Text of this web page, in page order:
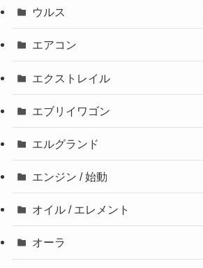
ウルス
エアコン
エクストレイル
エブリイワゴン
エルグランド
エンジン / 始動
オイル / エレメント
オーラ